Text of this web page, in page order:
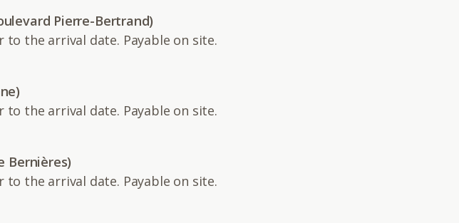
Pierre-Bertrand)
the arrival date. Payable on site.
the arrival date. Payable on site.
Bernières)
the arrival date. Payable on site.